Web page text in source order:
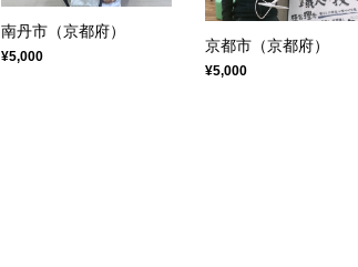
南丹市（京都府）
¥5,000
京都市（京都府）
¥5,000